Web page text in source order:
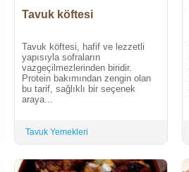
Tavuk köftesi
Tavuk köftesi, hafif ve lezzetli
yapısıyla sofraların
vazgeçilmezlerinden biridir.
Protein bakımından zengin olan
bu tarif, sağlıklı bir seçenek
araya...
Tavuk Yemekleri